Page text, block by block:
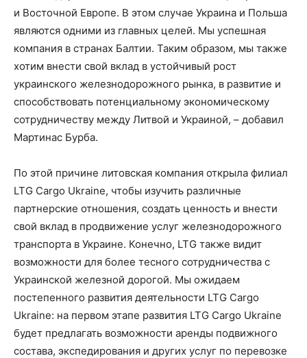
и Восточной Европе. В этом случае Украина и Польша
являются одними из главных целей. Мы успешная
компания в странах Балтии. Таким образом, мы также
хотим внести свой вклад в устойчивый рост
украинского железнодорожного рынка, в развитие и
способствовать потенциальному экономическому
сотрудничеству между Литвой и Украиной, – добавил
Мартинас Бурба.
По этой причине литовская компания открыла филиал
LTG Cargo Ukraine, чтобы изучить различные
партнерские отношения, создать ценность и внести
свой вклад в продвижение услуг железнодорожного
транспорта в Украине. Конечно, LTG также видит
возможности для более тесного сотрудничества с
Украинской железной дорогой. Мы ожидаем
постепенного развития деятельности LTG Cargo
Ukraine: на первом этапе развития LTG Cargo Ukraine
будет предлагать возможности аренды подвижного
состава, экспедирования и других услуг по перевозке